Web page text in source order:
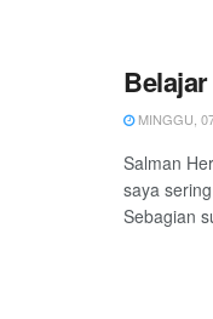
MINGGU,
Salman
saya
Sebagian